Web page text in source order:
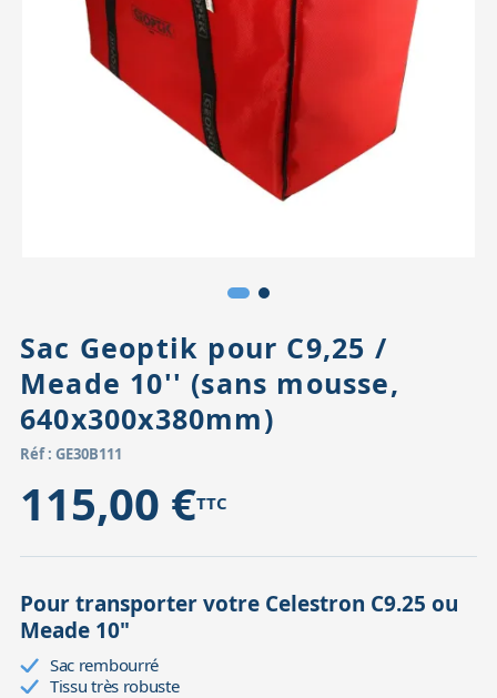
Accessoires pour montures
Têtes
Pièces détachées
Sac Geoptik pour C9,25 /
Meade 10'' (sans mousse,
640x300x380mm)
Réf : GE30B111
115,00 €TTC
Pour transporter votre Celestron C9.25 ou
Meade 10"
Sac rembourré
Tissu très robuste